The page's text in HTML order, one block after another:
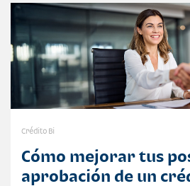
Crédito Bi
Cómo mejorar tus
aprobación de un